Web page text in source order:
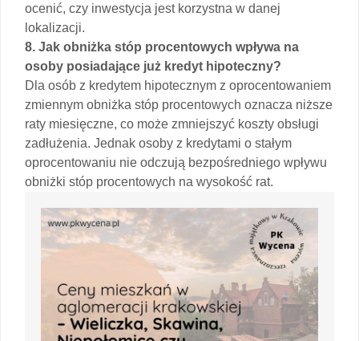
ocenić, czy inwestycja jest korzystna w danej
lokalizacji.
8. Jak obniżka stóp procentowych wpływa na
osoby posiadające już kredyt hipoteczny?
Dla osób z kredytem hipotecznym z oprocentowaniem
zmiennym obniżka stóp procentowych oznacza niższe
raty miesięczne, co może zmniejszyć koszty obsługi
zadłużenia. Jednak osoby z kredytami o stałym
oprocentowaniu nie odczują bezpośredniego wpływu
obniżki stóp procentowych na wysokość rat.